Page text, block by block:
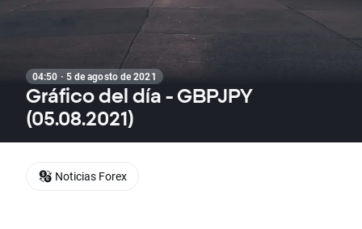
04:50 · 5 de agosto de 2021
Gráfico del día - GBPJPY
(05.08.2021)
Noticias Forex